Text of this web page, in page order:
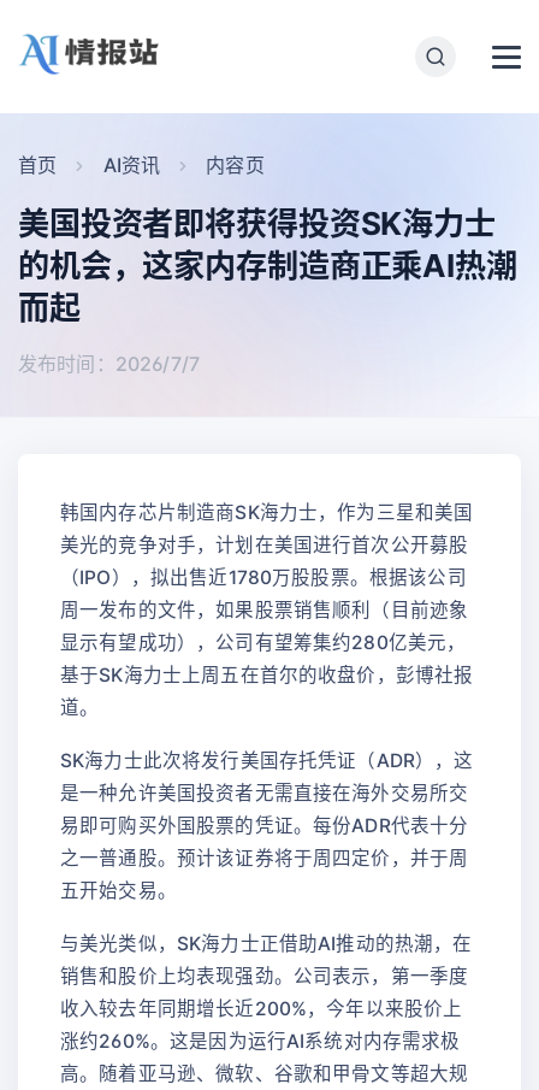
首页 AI资讯 内容页
美国投资者即将获得投资SK海力士
的机会，这家内存制造商正乘AI热潮
而起
发布时间：2026/7/7
韩国内存芯片制造商SK海力士，作为三星和美国
美光的竞争对手，计划在美国进行首次公开募股
（IPO），拟出售近1780万股股票。根据该公司
周一发布的文件，如果股票销售顺利（目前迹象
显示有望成功），公司有望筹集约280亿美元，
基于SK海力士上周五在首尔的收盘价，彭博社报
道。
SK海力士此次将发行美国存托凭证（ADR），这
是一种允许美国投资者无需直接在海外交易所交
易即可购买外国股票的凭证。每份ADR代表十分
之一普通股。预计该证券将于周四定价，并于周
五开始交易。
与美光类似，SK海力士正借助AI推动的热潮，在
销售和股价上均表现强劲。公司表示，第一季度
收入较去年同期增长近200%，今年以来股价上
涨约260%。这是因为运行AI系统对内存需求极
高。随着亚马逊、微软、谷歌和甲骨文等超大规